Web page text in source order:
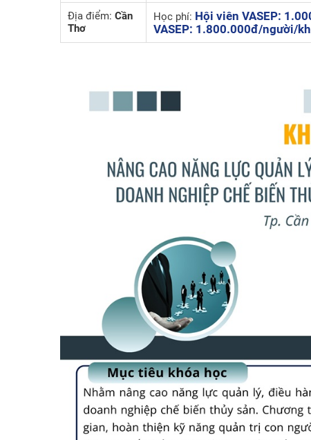
Địa điểm: Cần
Thơ
Học phí: Hội viên VASEP:
VASEP: 1.800.000đ/người/